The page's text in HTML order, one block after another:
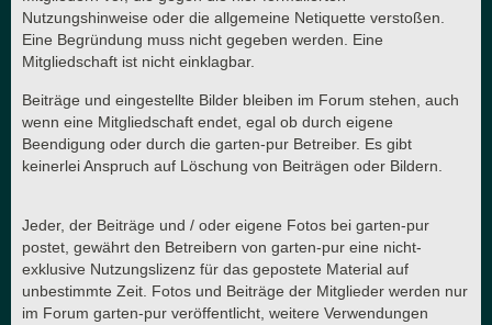
Nutzungshinweise oder die allgemeine Netiquette verstoßen.
Eine Begründung muss nicht gegeben werden. Eine
Mitgliedschaft ist nicht einklagbar.
Beiträge und eingestellte Bilder bleiben im Forum stehen, auch
wenn eine Mitgliedschaft endet, egal ob durch eigene
Beendigung oder durch die garten-pur Betreiber. Es gibt
keinerlei Anspruch auf Löschung von Beiträgen oder Bildern.
Jeder, der Beiträge und / oder eigene Fotos bei garten-pur
postet, gewährt den Betreibern von garten-pur eine nicht-
exklusive Nutzungslizenz für das gepostete Material auf
unbestimmte Zeit. Fotos und Beiträge der Mitglieder werden nur
im Forum garten-pur veröffentlicht, weitere Verwendungen